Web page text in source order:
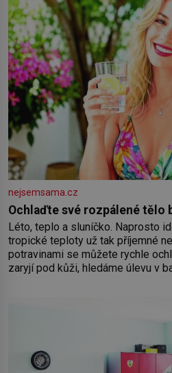
nejsemsama.cz
Ochlaďte své rozpálené tělo
Léto, teplo a sluníčko. Naprosto
tropické teploty už tak příjemné
potravinami se můžete rychle
zaryjí pod kůži, hledáme úlevu v